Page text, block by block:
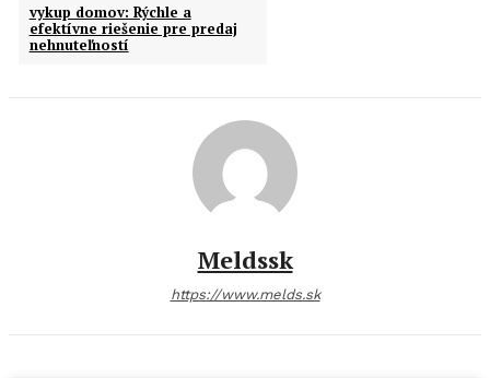
vykup domov: Rýchle a
efektívne riešenie pre predaj
nehnuteľností
Meldssk
https://www.melds.sk